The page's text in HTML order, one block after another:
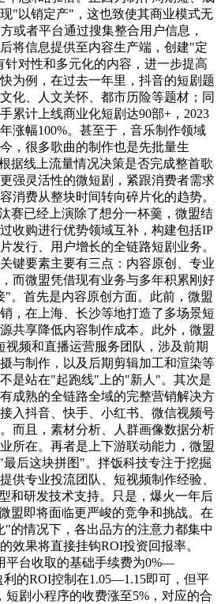
"以销定产"，这也致使其商业模式无
或者平台通过搜集整合用户信息，
将信息提供至内容生产端，创建"定
对性和多元化的内容，进一步提高
为例，在过去一年里，抖音的短剧题
化、人文关怀、都市历险等题材；同
累计上线商业化短剧达90部+，2023
涨幅100%。甚至于，音乐制作领域
，很多歌曲的制作也是先批量生
据线上流量情况决策是否完成整首歌
强灵活性的微短剧，紧跟消费者需求
消费从整块时间转向碎片化的趋势。
赛已经上演除了想分一杯羹，微盟结
收购进行优势领域互补，构建包括IP
发行、用户增长的全链路短剧业务。
键要素主要有三点：内容原创、专业
而微盟凭借现有业务与多年积累刚好
。首先是内容原创方面。此前，微盟
，在上海、长沙等地打造了多场景短
共享降低内容制作成本。此外，微盟
视频和直播运营服务团队，涉及前期
与制作，以及后期剪辑加工和渲染等
是站在"起跑线"上的"新人"。其次是
成熟的全链路全域的完整营销解决方
入抖音、快手、小红书、微信视频号
而且，素材分析、人群画像数据分析
所在。再者是上下游联动能力，微盟
后这块拼图"。拌饭科技专注于挖掘
供专业投流团队、短视频制作经验、
和研发技术支持。只是，爆火一年后
盟即将面临更严峻的竞争和挑战。在
的情况下，各出品方的注意力都集中
效果将直接挂钩ROI投资回报率。
平台收取的基础手续费为0%—
利的ROI控制在1.05—1.15即可，但平
短剧小程序的收费涨至5%，对应的合